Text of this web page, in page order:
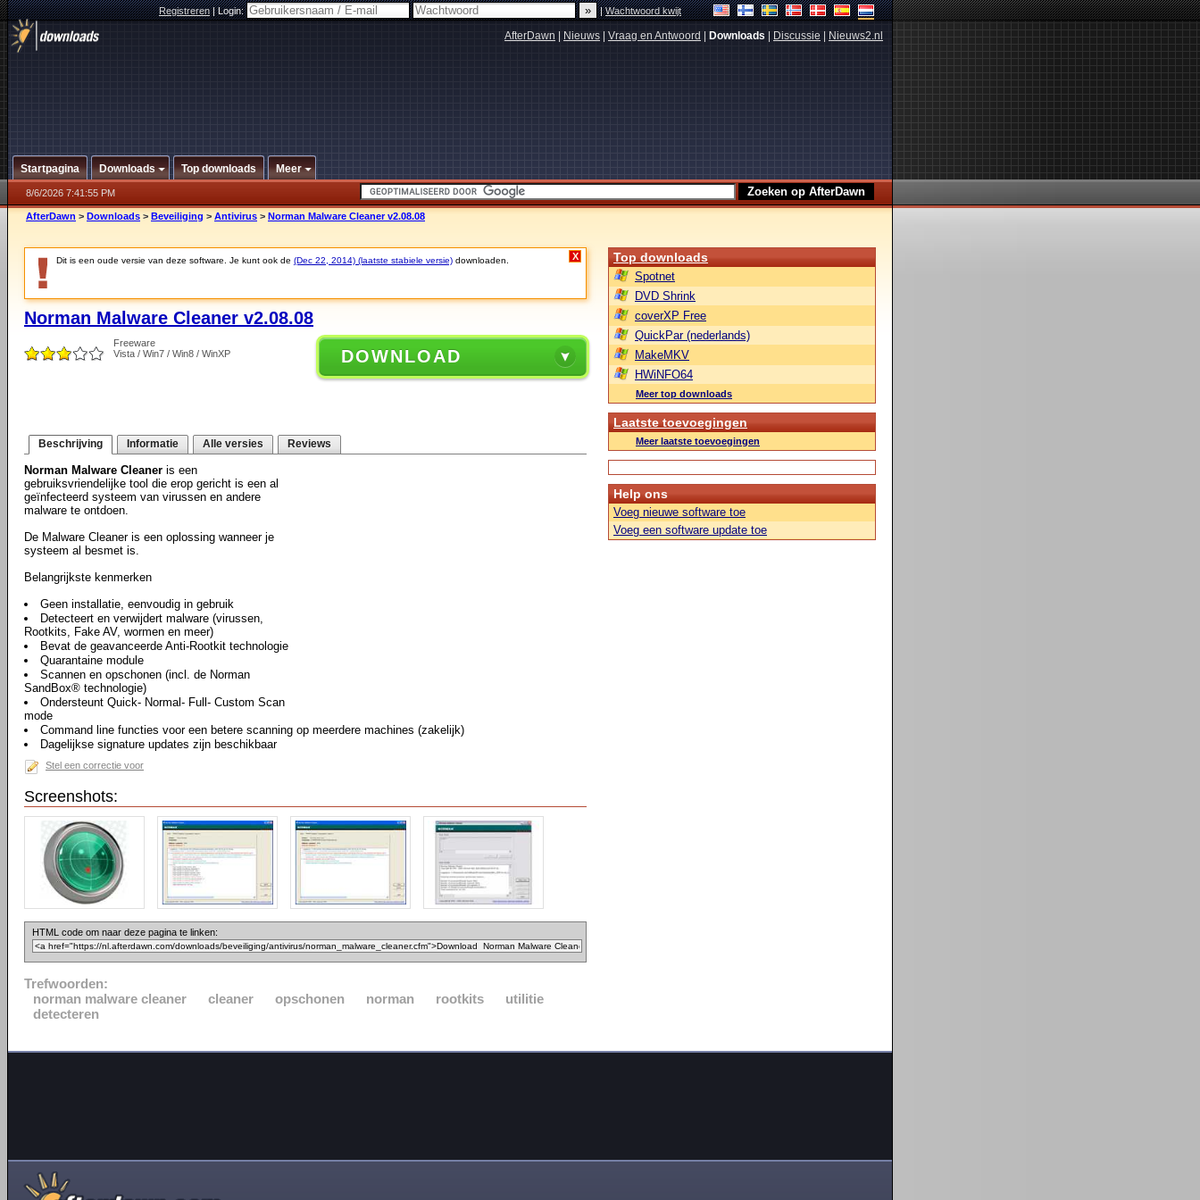
Registreren|Login: |Wachtwoord kwijt
AfterDawn Nieuws Vraag en Antwoord Downloads Discussie Nieuws2.nl
Startpagina Downloads Top downloads Meer
8/6/2026 7:41:55 PM
AfterDawn > Downloads > Beveiliging > Antivirus > Norman Malware Cleaner v2.08.08
Dit is een oude versie van deze software. Je kunt ook de (Dec 22, 2014) (laatste stabiele versie) downloaden. X
Norman Malware Cleaner v2.08.08
Freeware
Vista / Win7 / Win8 / WinXP
DOWNLOAD
Beschrijving Informatie Alle versies Reviews
Norman Malware Cleaner is een
gebruiksvriendelijke tool die erop gericht is een al
geïnfecteerd systeem van virussen en andere
malware te ontdoen.
De Malware Cleaner is een oplossing wanneer je
systeem al besmet is.
Belangrijkste kenmerken
Geen installatie, eenvoudig in gebruik
Detecteert en verwijdert malware (virussen,
Rootkits, Fake AV, wormen en meer)
Bevat de geavanceerde Anti-Rootkit technologie
Quarantaine module
Scannen en opschonen (incl. de Norman
SandBox® technologie)
Ondersteunt Quick- Normal- Full- Custom Scan
mode
Command line functies voor een betere scanning op meerdere machines (zakelijk)
Dagelijkse signature updates zijn beschikbaar
Stel een correctie voor
Screenshots:
HTML code om naar deze pagina te linken:
Trefwoorden:
norman malware cleaner
cleaner opschonen norman rootkits
utilitie
detecteren
Top downloads
Spotnet
DVD Shrink
coverXP Free
QuickPar (nederlands)
MakeMKV
HWiNFO64
Meer top downloads
Laatste toevoegingen
Meer laatste toevoegingen
Help ons
Voeg nieuwe software toe
Voeg een software update toe